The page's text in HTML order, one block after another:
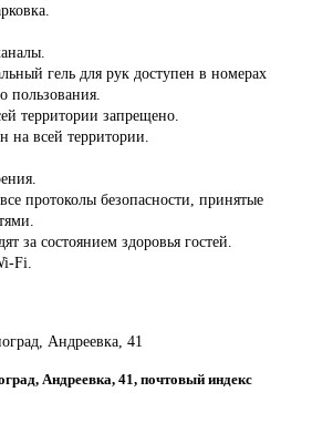
гель для рук доступен в номерах
пользования.
территории запрещено.
на всей территории.
протоколы безопасности, принятые
за состоянием здоровья гостей.
Fi.
Андреевка, 41
Андреевка, 41, почтовый индекс